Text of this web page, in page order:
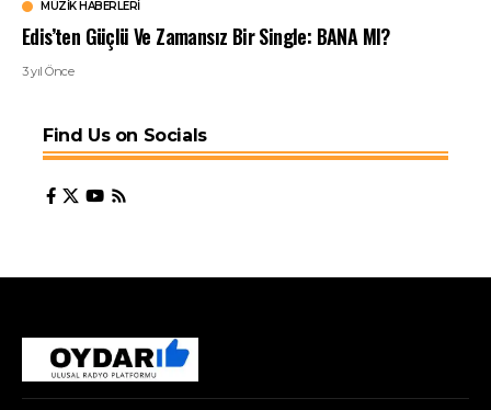
MÜZIK HABERLERI
Edis’ten Güçlü Ve Zamansız Bir Single: BANA MI?
3 yıl Önce
Find Us on Socials